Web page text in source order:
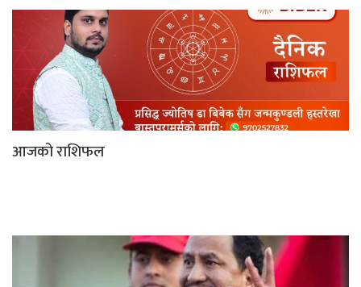
आजको राशिफल